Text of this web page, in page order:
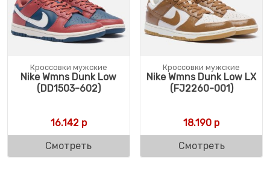
Кроссовки мужские
Nike Wmns Dunk Low
(DD1503-602)
16.142р
Смотреть
Кроссовки мужские
Nike Wmns Dunk Low LX
(FJ2260-001)
18.190 р
Смотреть